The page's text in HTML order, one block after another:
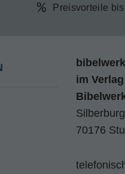
Preisvorteile
im
70176